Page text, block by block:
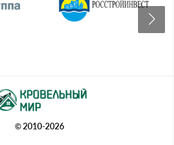
© 2010-2026